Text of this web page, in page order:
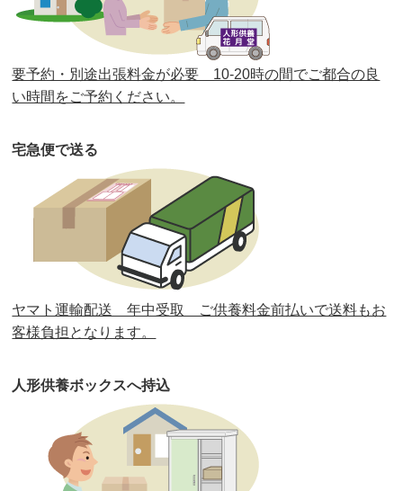
第37回人形供養祭 令和2年6月8日(月)
第36回人形供養祭 令和2年4月16日(木)
第35回人形供養祭令和2年2月13日(木)
第33回人形供養祭
第32回人形供養祭 令和元年6月12日(水)
第31回人形供養祭 平成31年3月13日(水)
第30回人形供養祭平成30年11月28日(水)
第29回人形供養祭平成30年5月23日(水)
第27回人形供養祭平成29年6月14日(水)
第26回人形供養祭平成28年12月15日(木)
第25回人形供養祭 平成28年6月16日(木)
要予約・別途出張料金が必要 10-20時の間でご都合の良
い時間をご予約ください。
宅急便で送る
ヤマト運輸配送 年中受取 ご供養料金前払いで送料もお
客様負担となります。
人形供養ボックスへ持込